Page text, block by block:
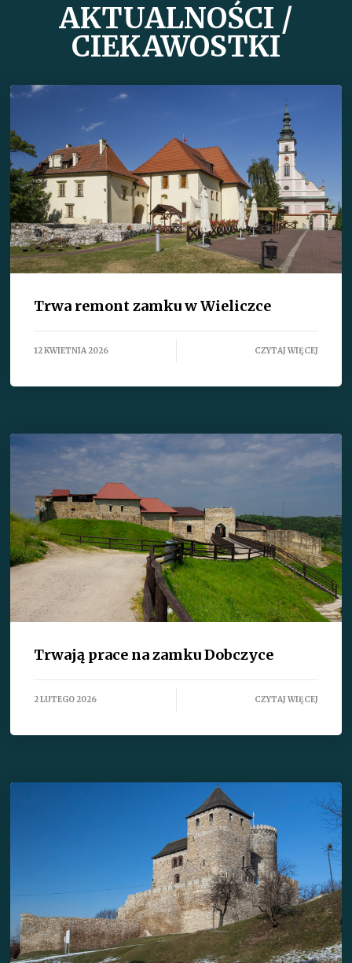
AKTUALNOŚCI /
CIEKAWOSTKI
Trwa remont zamku w Wieliczce
12 KWIETNIA 2026 CZYTAJ WIĘCEJ
Trwają prace na zamku Dobczyce
2 LUTEGO 2026 CZYTAJ WIĘCEJ